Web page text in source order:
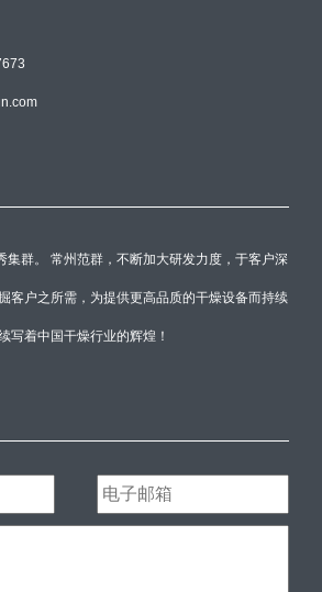
集群。 常州范群，不断加大研发力度，于客户深
客户之所需，为提供更高品质的干燥设备而持续
写着中国干燥行业的辉煌！